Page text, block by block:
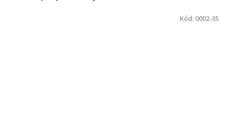
Kód: 0002-35